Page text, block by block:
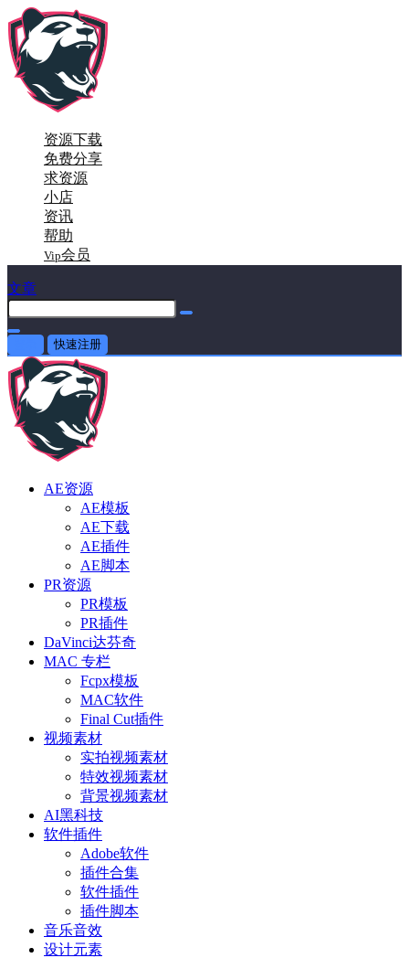
资源下载
免费分享
求资源
小店
资讯
帮助
Vip会员
文章
快速注册
AE资源
AE模板
AE下载
AE插件
AE脚本
PR资源
PR模板
PR插件
DaVinci达芬奇
MAC 专栏
Fcpx模板
MAC软件
Final Cut插件
视频素材
实拍视频素材
特效视频素材
背景视频素材
AI黑科技
软件插件
Adobe软件
插件合集
软件插件
插件脚本
音乐音效
设计元素